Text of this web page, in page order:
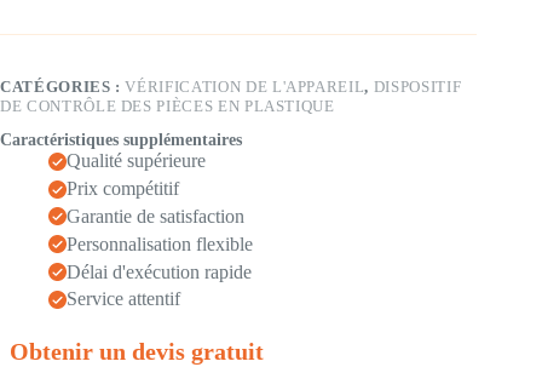
CATÉGORIES :VÉRIFICATION DE L'APPAREIL, DISPOSITIF
DE CONTRÔLE DES PIÈCES EN PLASTIQUE
Caractéristiques supplémentaires
Qualité supérieure
Prix compétitif
Garantie de satisfaction
Personnalisation flexible
Délai d'exécution rapide
Service attentif
Obtenir un devis gratuit